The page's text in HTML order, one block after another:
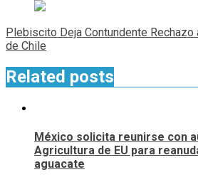
Plebiscito Deja Contundente Rechazo
de Chile
Related posts
México solicita reunirse con
Agricultura de EU para
aguacate